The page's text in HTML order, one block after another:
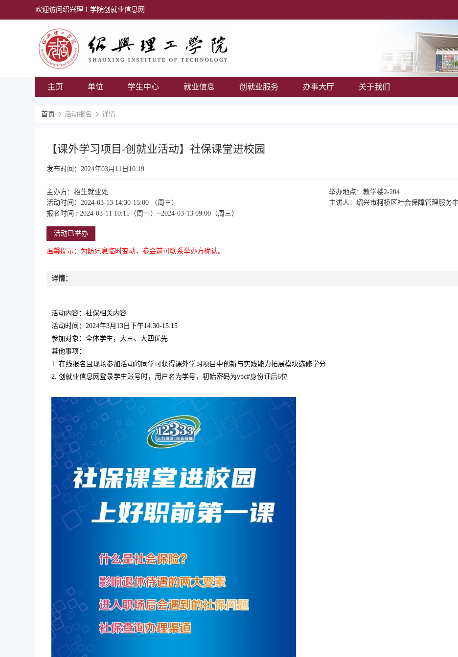
欢迎访问绍兴理工学院创就业信息网
主页 单位 学生中心 就业信息 创就业服务 办事大厅 关于我们
首页 活动报名 详情
【课外学习项目-创就业活动】社保课堂进校园
发布时间： 2024年03月11日10:19
主办方： 招生就业处 举办地点： 教学楼2-204
活动时间： 2024-03-13 14:30-15:00 （周三） 主讲人： 绍兴市柯桥区社会保障管理服务
报名时间 : 2024-03-11 10:15（周一）~2024-03-13 09:00（周三）
活动已举办
温馨提示：为防讯息临时变动，参会前可联系举办方确认。
详情：
活动内容：社保相关内容
活动时间：2024年3月13日下午14:30-15:15
参加对象：全体学生，大三、大四优先
其他事项：
1. 在线报名且现场参加活动的同学可获得课外学习项目中创新与实践能力拓展模块选修学分
2. 创就业信息网登录学生账号时，用户名为学号，初始密码为ypc#身份证后6位